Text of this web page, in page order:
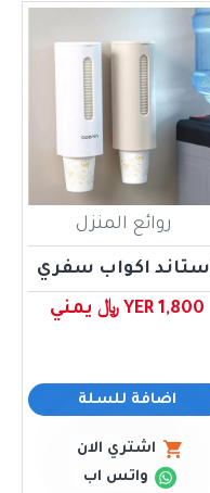
روائع المنزل
اكواب سفري
YER 1,800 ﷼ يمني
اضافة للسلة
اشتري الان
واتس اب